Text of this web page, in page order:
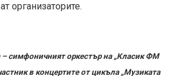
организаторите.
– симфоничният оркестър на „Класик ФМ
в концертите от цикъла „Музиката